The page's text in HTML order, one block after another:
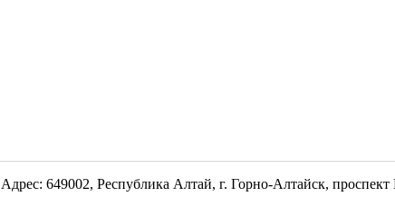
Адрес: 649002, Республика Алтай, г. Горно-Алтайск,